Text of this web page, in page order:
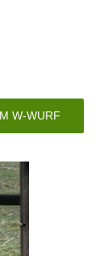
W-WURF